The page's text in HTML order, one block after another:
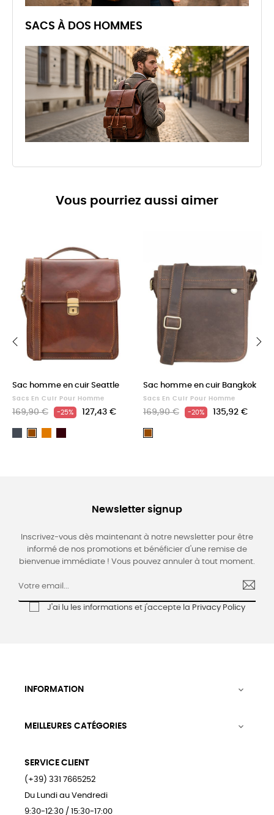
SACS À DOS HOMMES
Vous pourriez aussi aimer
Sac homme en cuir Seattle
Sacs En Cuir Pour Homme
169,90 € -25% 127,43 €
Sac homme en cuir Bangkok
Sacs En Cuir Pour Homme
169,90 € -20% 135,92 €
Newsletter signup
Inscrivez-vous dès maintenant à notre newsletter pour être
informé de nos promotions et bénéficier d'une remise de
bienvenue immédiate ! Vous pouvez annuler à tout moment.
J'ai lu les informations et j'accepte la Privacy Policy
INFORMATION 
MEILLEURES CATÉGORIES 
SERVICE CLIENT
(+39) 331 7665252
Du Lundi au Vendredi
9:30-12:30 / 15:30-17:00